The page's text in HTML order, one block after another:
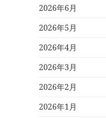
2026年6月
2026年5月
2026年4月
2026年3月
2026年2月
2026年1月